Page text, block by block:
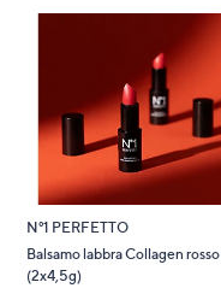
N°1 PERFETTO
Balsamo labbra Collagen rosso
(2x4,5g)